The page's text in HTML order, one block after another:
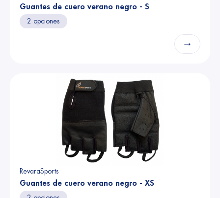
Guantes de cuero verano negro - S
2 opciones
→
RevaraSports
Guantes de cuero verano negro - XS